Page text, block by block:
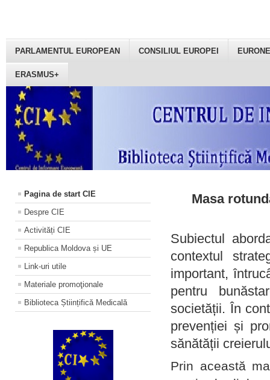
PARLAMENTUL EUROPEAN CONSILIUL EUROPEI
ERASMUS+
Pagina de start CIE
Despre CIE
Activități CIE
Republica Moldova și UE
Link-uri utile
Materiale promoţionale
Biblioteca Științifică Medicală
Masa
Subiectul
contextul
important,
pentru
societății. În
prevenției și
sănătății
Prin această